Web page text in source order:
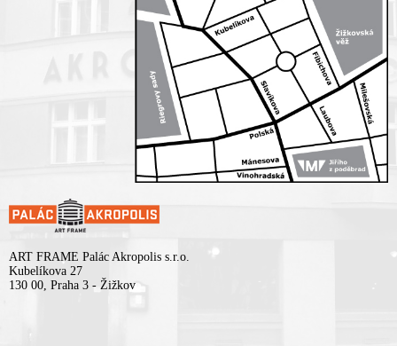
ART FRAME Palác Akropolis s.r.o.
Kubelíkova 27
130 00, Praha 3 - Žižkov